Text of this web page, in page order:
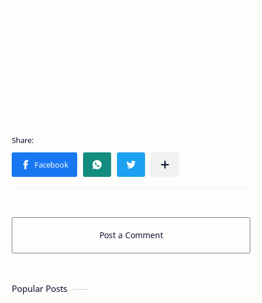
Post a Comment
Popular Posts